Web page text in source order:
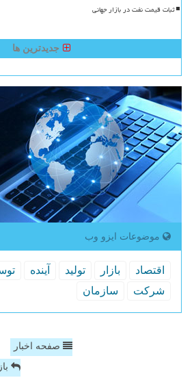
ثبات قیمت نفت در بازار جهانی
جدیدترین ها
موضوعات ایزو وب
اقتصاد بازار تولید آینده
شركت
سازمان
صفحه اخبار